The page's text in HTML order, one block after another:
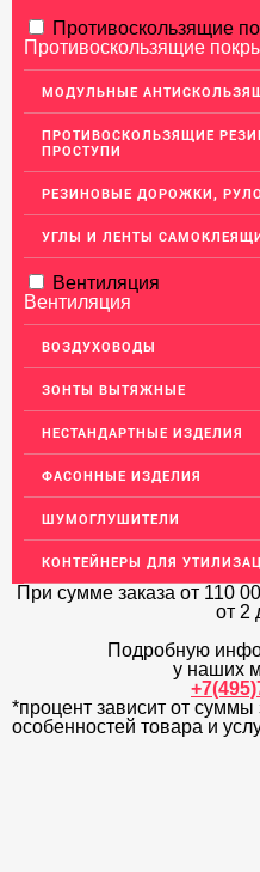
АЛЮМИНИЕВЫЙ ПРОКАТ
НЕРЖАВЕЮЩАЯ СТАЛЬ
МЕДНЫЙ ПРОКАТ
Медный лист (листовая медь)
Медная панель
Медный (круг) пруток
Шины медные
Медные трубы
Изделия из Меди
Кабель, провод медный
ЛАТУННЫЙ ПРОКАТ
ДЕКОР НЕРЖАВЕЙКА
ОГРАЖДЕНИЯ ДЛЯ ЛЕСТНИЦ
ДЕКОРАТИВНЫЙ УГОЛОК
Противоскользящие
Противоскользящие
МОДУЛЬНЫЕ
ПРОТИВОСКОЛЬЗЯЩИЕ
ПРОСТУПИ
РЕЗИНОВЫЕ ДОРОЖКИ,
УГЛЫ И ЛЕНТЫ
Вентиляция
Вентиляция
ВОЗДУХОВОДЫ
ЗОНТЫ ВЫТЯЖНЫЕ
НЕСТАНДАРТНЫЕ ИЗДЕЛИЯ
ФАСОННЫЕ ИЗДЕЛИЯ
ШУМОГЛУШИТЕЛИ
КОНТЕЙНЕРЫ ДЛЯ
При сумме заказа от 110
от 2
Подробную
у наших
*процент зависит от суммы
особенностей товара и